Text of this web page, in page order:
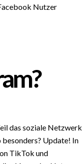
Nutzer
das soziale Netzwerk
Update! In
TikTok und